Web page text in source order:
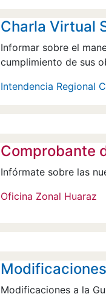
Charla Virtual
Informar sobre el
cumplimiento de sus
Intendencia Regional
Comprobante
Infórmate sobre las
Oficina Zonal Huaraz
Modificaciones a la